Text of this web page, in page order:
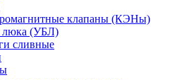
клапаны (КЭНы)
люка (УБЛ)
сливные